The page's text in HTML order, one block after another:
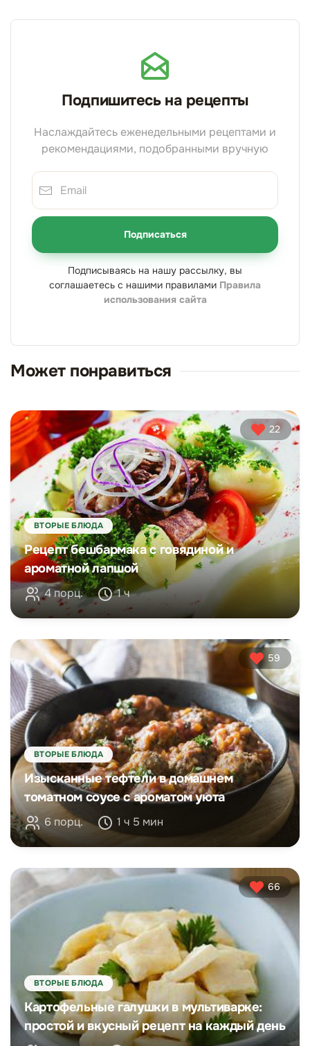
Подпишитесь на рецепты
Наслаждайтесь еженедельными рецептами и
рекомендациями, подобранными вручную
Подписаться
Подписываясь на нашу рассылку, вы
соглашаетесь с нашими правилами Правила
использования сайта
Может понравиться
22
ВТОРЫЕ БЛЮДА
Рецепт бешбармака с говядиной и
ароматной лапшой
4 порц. 1 ч
59
ВТОРЫЕ БЛЮДА
Изысканные тефтели в домашнем
томатном соусе с ароматом уюта
6 порц. 1 ч 5 мин
66
ВТОРЫЕ БЛЮДА
Картофельные галушки в мультиварке:
простой и вкусный рецепт на каждый день